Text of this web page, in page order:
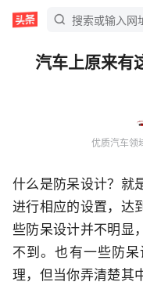
汽车上原来有
优质汽车领
什么是防呆设计？就
进行相应的设置，达
些防呆设计并不明显
不到。也有一些防
理，但当你弄清楚其